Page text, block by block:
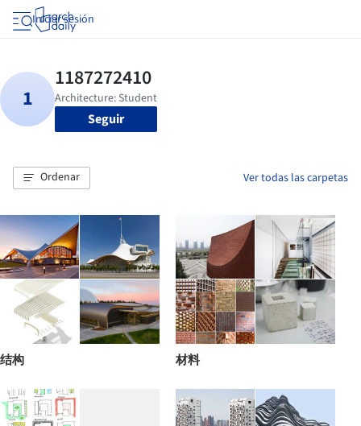
Iniciar sesión
Seguir
Ordenar Ver todas las carpetas
结构 材料